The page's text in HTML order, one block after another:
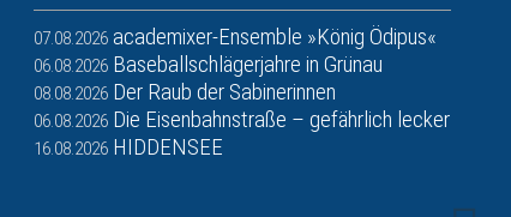
07.08.2026 academixer-Ensemble »König Ödipus«
06.08.2026 Baseballschlägerjahre in Grünau
08.08.2026 Der Raub der Sabinerinnen
06.08.2026 Die Eisenbahnstraße – gefährlich lecker
16.08.2026 HIDDENSEE